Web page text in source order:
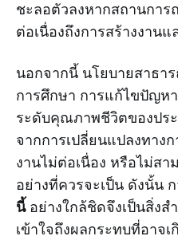
ชะลอตัวลงหากสถานกา
ต่อเนื่องถึงการสร้างงาน
นอกจากนี้ นโยบายสาธา
การศึกษา การแก้ไขปัญห
ระดับคุณภาพชีวิตของปร
จากการเปลี่ยนแปลงทาง
งานไม่ต่อเนื่อง หรือไม่สา
อย่างที่ควรจะเป็น ดังนั้น
นี้อย่างใกล้ชิดจึงเป็นสิ่ง
เข้าใจถึงผลกระทบที่อาจ